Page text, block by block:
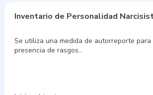
Inventario de Personalidad
Se utiliza una medida de autorreporte
presencia de rasgos…